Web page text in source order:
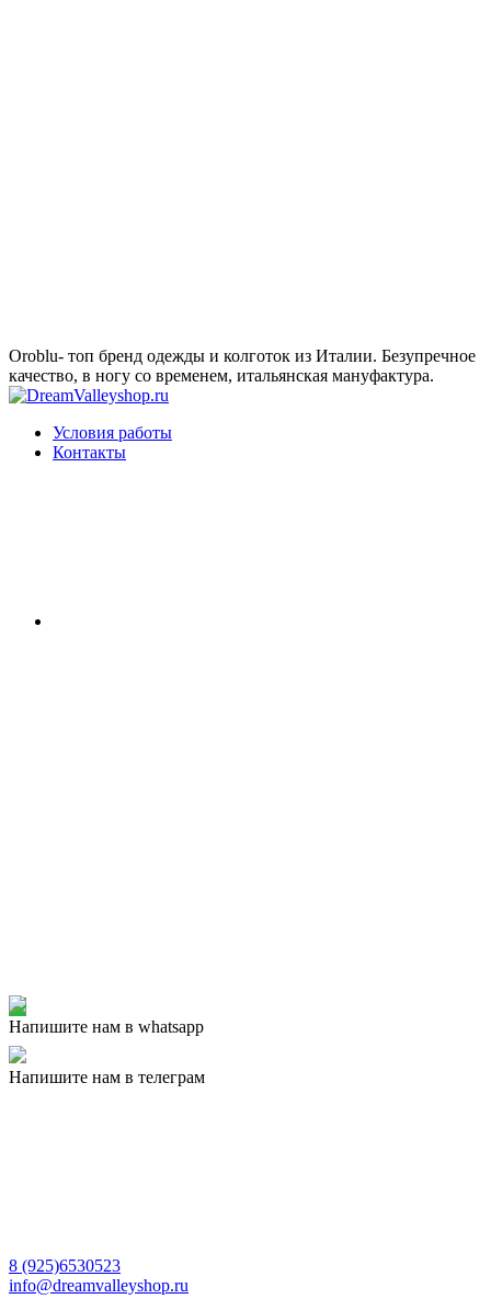
Oroblu- топ бренд одежды и колготок из Италии. Безупречное
качество, в ногу со временем, итальянская мануфактура.
Условия работы
Контакты
Напишите нам в whatsapp
Напишите нам в телеграм
8 (925)6530523
info@dreamvalleyshop.ru